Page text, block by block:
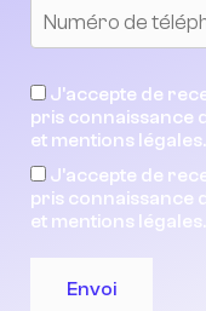
J'accepte de
pris connaissance
et mentions légales.
J'accepte de
pris connaissance
et mentions légales.